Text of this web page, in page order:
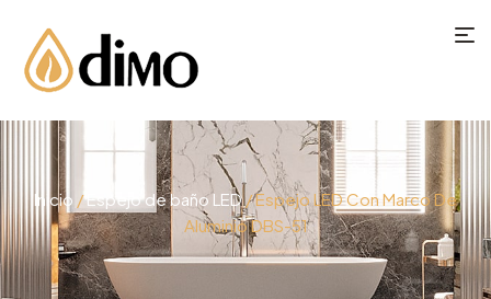
Inicio /Espejo de baño LED/ Espejo LED Con Marco De
Aluminio DBS-51